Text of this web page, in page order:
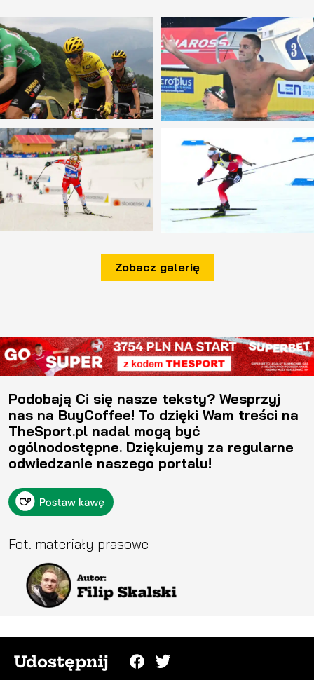
Zobacz galerię
Podobają Ci się nasze teksty? Wesprzyj
nas na BuyCoffee! To dzięki Wam treści na
TheSport.pl nadal mogą być
ogólnodostępne. Dziękujemy za regularne
odwiedzanie naszego portalu!
Fot. materiały prasowe
Udostępnij